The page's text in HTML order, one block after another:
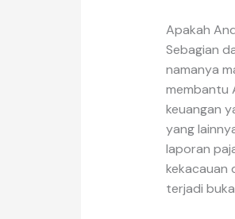
Apakah
Sebagian
namanya
membantu
keuangan
yang
laporan
kekacauan
terjadi